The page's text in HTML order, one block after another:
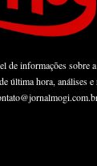
de informações sobre
última hora, análises